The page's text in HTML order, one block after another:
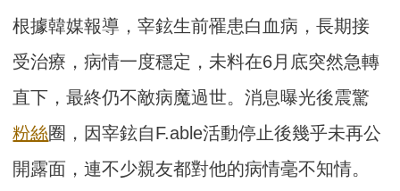
根據韓媒報導，宰鉉生前罹患白血病，長期接
受治療，病情一度穩定，未料在6月底突然急轉
直下，最終仍不敵病魔過世。消息曝光後震驚
粉絲圈，因宰鉉自F.able活動停止後幾乎未再公
開露面，連不少親友都對他的病情毫不知情。